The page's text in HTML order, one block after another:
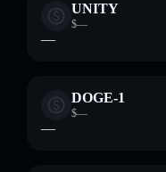
UNITY
$—
—
DOGE-1
$—
—